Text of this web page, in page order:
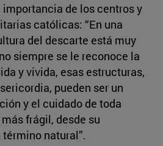
de los centros y
católicas: “En una
del descarte está muy
siempre se le reconoce la
y vivida, esas estructuras,
pueden ser un
y el cuidado de toda
frágil, desde su
natural”.